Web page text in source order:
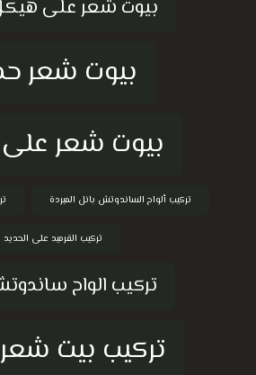
بيوت شعر على
بيوت شعر
بيوت شعر
تركيب ألواح الساندوتش بانل المبردة
تركيب القرميد على الحديد
تركيب الواح
تركيب بيت